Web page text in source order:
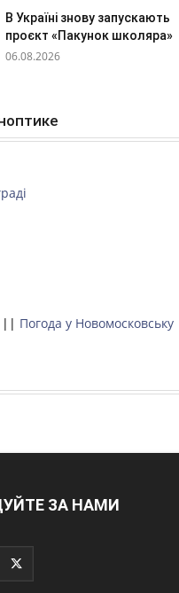
В Україні знову запускають
проєкт «Пакунок школяра»
06.08.2026
|| Погода у Новомосковську
ЗА НАМИ